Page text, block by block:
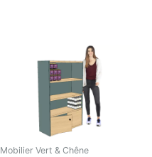
Mobilier Vert & Chêne